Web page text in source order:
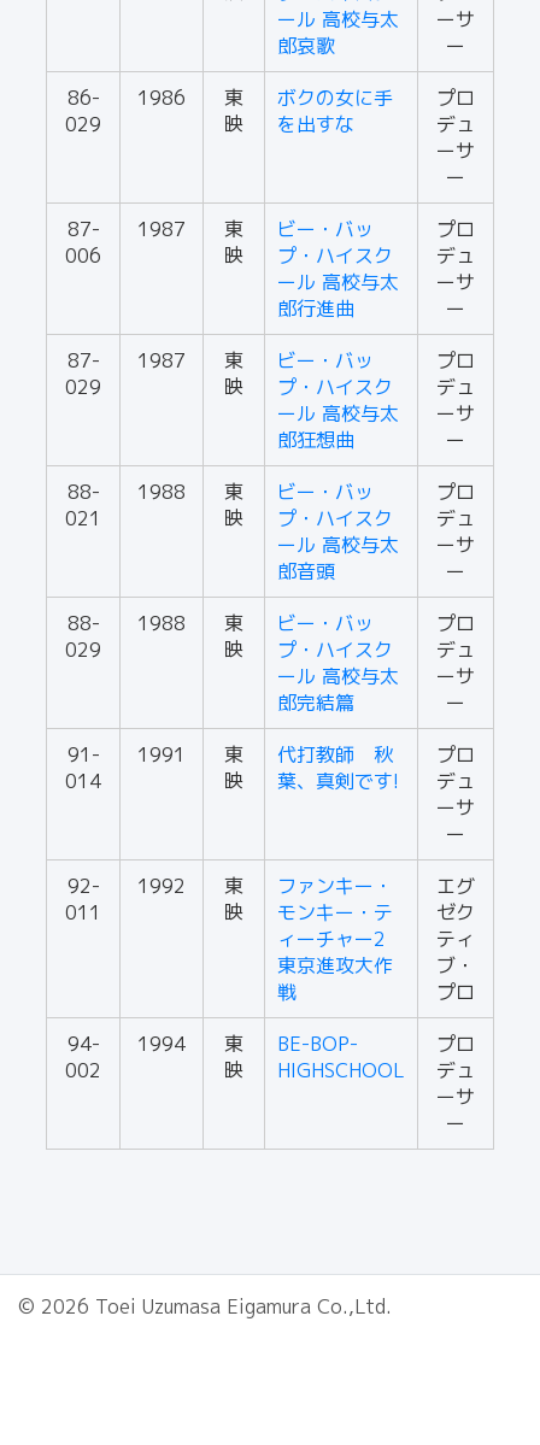
ール 高校与太
郎哀歌
ーサ
ー
86-
029
1986
東
映
ボクの女に手
を出すな
プロ
デュ
ーサ
ー
87-
006
1987
東
映
ビー・バッ
プ・ハイスク
ール 高校与太
郎行進曲
プロ
デュ
ーサ
ー
87-
029
1987
東
映
ビー・バッ
プ・ハイスク
ール 高校与太
郎狂想曲
プロ
デュ
ーサ
ー
88-
021
1988
東
映
ビー・バッ
プ・ハイスク
ール 高校与太
郎音頭
プロ
デュ
ーサ
ー
88-
029
1988
東
映
ビー・バッ
プ・ハイスク
ール 高校与太
郎完結篇
プロ
デュ
ーサ
ー
91-
014
1991
東
映
代打教師 秋
葉、真剣です!
プロ
デュ
ーサ
ー
92-
011
1992
東
映
ファンキー・
モンキー・テ
ィーチャー2
東京進攻大作
戦
エグ
ゼク
ティ
ブ・
プロ
94-
002
1994
東
映
BE-BOP-
HIGHSCHOOL
プロ
デュ
ーサ
ー
© 2026 Toei Uzumasa Eigamura Co.,Ltd.